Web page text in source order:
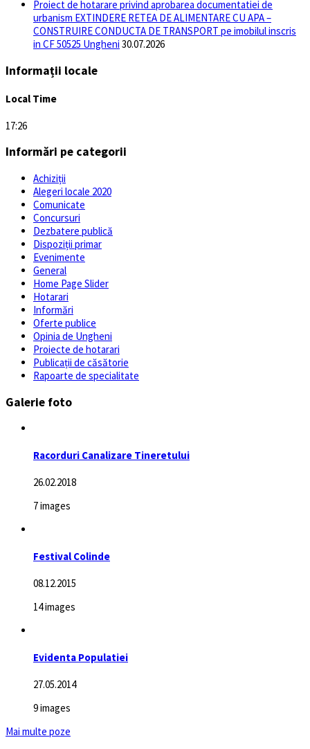
Proiect de hotarare privind aprobarea documentatiei de
urbanism EXTINDERE RETEA DE ALIMENTARE CU APA –
CONSTRUIRE CONDUCTA DE TRANSPORT pe imobilul inscris
in CF 50525 Ungheni 30.07.2026
Informații locale
Local Time
17:26
Informări pe categorii
Achiziții
Alegeri locale 2020
Comunicate
Concursuri
Dezbatere publică
Dispoziții primar
Evenimente
General
Home Page Slider
Hotarari
Informări
Oferte publice
Opinia de Ungheni
Proiecte de hotarari
Publicații de căsătorie
Rapoarte de specialitate
Galerie foto
Racorduri Canalizare Tineretului
26.02.2018
7 images
Festival Colinde
08.12.2015
14 images
Evidenta Populatiei
27.05.2014
9 images
Mai multe poze